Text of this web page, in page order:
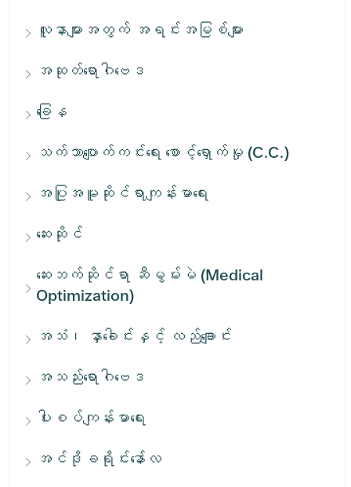
လူနာများအတွက် အရင်းအမြစ်များ
အဆုတ်ရောဂါဗေဒ
ခြေန
သက်သာပျောက်ကင်းရေး စောင့်ရှောက်မှု (C.C.)
အပြုအမူဆိုင်ရာကျန်းမာရေး
ဆေးဆိုင်
ဆေးဘက်ဆိုင်ရာ ဆီမွမ်းမဲ (Medical
Optimization)
အသံ၊ နှာခေါင်းနှင့် လည်ချောင်း
အသည်းရောဂါဗေဒ
ပါးစပ်ကျန်းမာရေး
အင်ဒိုခရိုင်းနော်လ